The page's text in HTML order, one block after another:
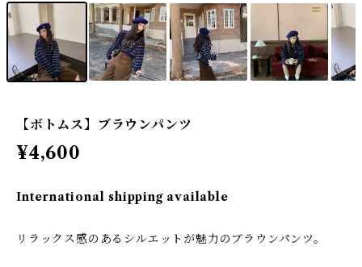
【ボトムス】ブラウンパンツ
¥4,600
International shipping available
リラックス感のあるシルエットが魅力のブラウンパンツ。